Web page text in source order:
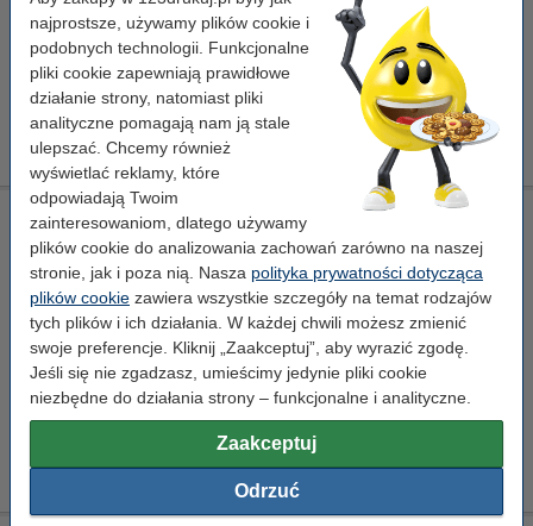
najprostsze, używamy plików cookie i
podobnych technologii. Funkcjonalne
pliki cookie zapewniają prawidłowe
działanie strony, natomiast pliki
analityczne pomagają nam ją stale
ulepszać. Chcemy również
wyświetlać reklamy, które
odpowiadają Twoim
zainteresowaniom, dlatego używamy
plików cookie do analizowania zachowań zarówno na naszej
stronie, jak i poza nią. Nasza polityka prywatności dotycząca
plików cookie zawiera wszystkie szczegóły na temat rodzajów
tych plików i ich działania. W każdej chwili możesz zmienić
swoje preferencje. Kliknij „Zaakceptuj”, aby wyrazić zgodę.
Jeśli się nie zgadzasz, umieścimy jedynie pliki cookie
niezbędne do działania strony – funkcjonalne i analityczne.
Zaakceptuj
Odrzuć
Zaoszczędź prawie25%w porównaniu do wersji oryginalnej!
Oszczędzaj na kosztach.
Xerox 008R13061 pojemnik na zużyty toner wersja
123drukuj
59,00 zł
Xerox 008R13061 pojemnik na zużyty toner wersja 123drukuj
pojemnik na zużyty toner Standard
± 43.000 stron
123drukuj
Kliknij i sprawdź całą specyfikacje
Zaoszczędź prawie
oryginalnej!
Dostępny
Zamów na wtorek